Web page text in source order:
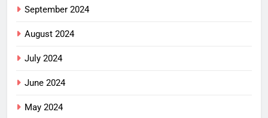
September 2024
August 2024
July 2024
June 2024
May 2024